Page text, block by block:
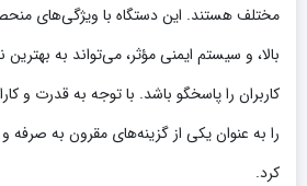
مختلف هستند. این دستگاه با ویژگی‌های
بالا، و سیستم ایمنی مؤثر، می‌تواند به
کاربران را پاسخگو باشد. با توجه به قدرت و
را به عنوان یکی از گزینه‌های مقرون به صرفه
کرد.